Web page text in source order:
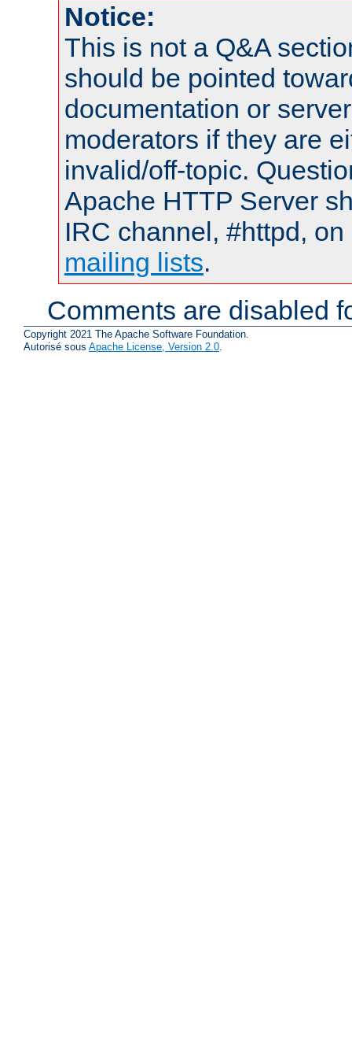
Notice:
This is not a Q&A
should be pointed
documentation or
moderators if they are
invalid/off-topic.
Apache HTTP Server
IRC channel, #httpd,
mailing lists.
Comments are disabled
Copyright 2021 The Apache Software Foundation.
Autorisé sous Apache License, Version 2.0.